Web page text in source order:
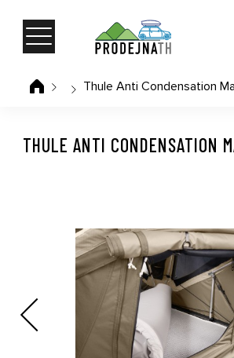
Thule Anti Condensation
Previous
THULE ANTI CONDENSATION